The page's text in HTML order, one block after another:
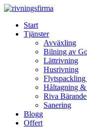
Skip
contentStart
Tjänster
Avväxling
Bilning av
Lättrivning
Husrivning
Håltagning
Riva
Sanering
Blogg
Offert